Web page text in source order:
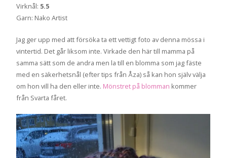
Virknål: 5.5
Garn: Nako Artist
Jag ger upp med att försöka ta ett vettigt foto av denna mössa i
vintertid. Det går liksom inte. Virkade den här till mamma på
samma sätt som de andra men la till en blomma som jag fäste
med en säkerhetsnål (efter tips från Åza) så kan hon själv välja
om hon vill ha den eller inte. Mönstret på blomman kommer
från Svarta fåret.